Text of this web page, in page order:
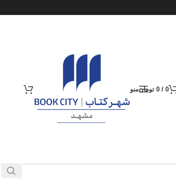
0
/
0 تومانمنو